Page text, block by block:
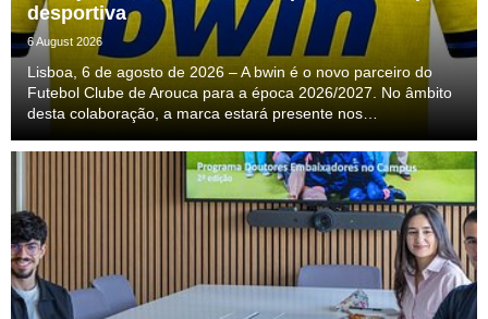
desportiva
6 August 2026
Lisboa, 6 de agosto de 2026 – A bwin é o novo parceiro do
Futebol Clube de Arouca para a época 2026/2027. No âmbito
desta colaboração, a marca estará presente nos
profissional, acompanhando o clube ao longo de uma nova ...